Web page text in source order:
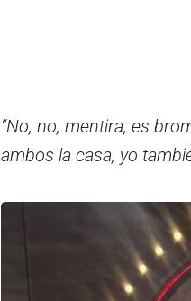
“No, no, mentira, es
ambos la casa, yo